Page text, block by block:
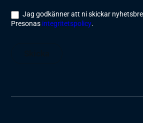
Jag godkänner att ni skickar
Presonas integritetspolicy.